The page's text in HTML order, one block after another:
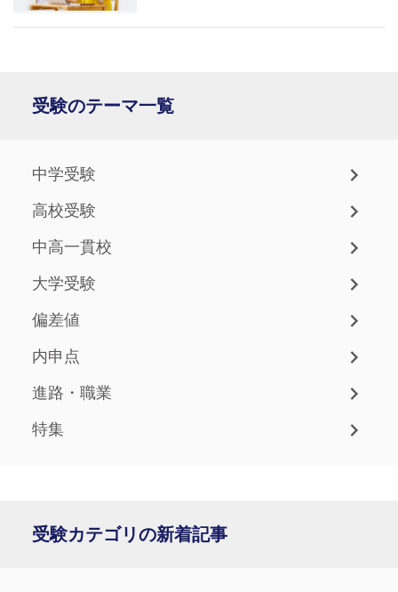
受験のテーマ一覧
中学受験
高校受験
中高一貫校
大学受験
偏差値
内申点
進路・職業
特集
受験カテゴリの新着記事